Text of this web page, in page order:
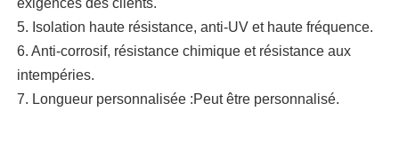
5. Isolation haute résistance, anti-UV et haute fréquence.
6. Anti-corrosif, résistance chimique et résistance aux
intempéries.
7. Longueur personnalisée :Peut être personnalisé.